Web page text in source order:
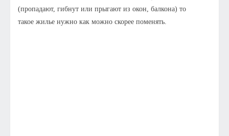
(пропадают, гибнут или прыгают из окон, балкона) то
такое жилье нужно как можно скорее поменять.